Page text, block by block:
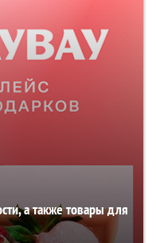
а также товары для